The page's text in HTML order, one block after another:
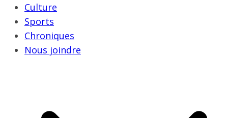
Culture
Sports
Chroniques
Nous joindre